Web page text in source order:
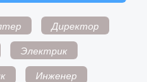
Директор
Электрик
Инженер